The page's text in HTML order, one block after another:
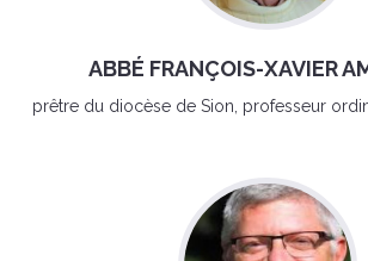
ABBÉ FRANÇOIS-XAVIER
prêtre du diocèse de Sion, professeur